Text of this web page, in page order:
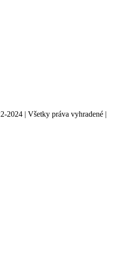
2024 | Všetky práva vyhradené |